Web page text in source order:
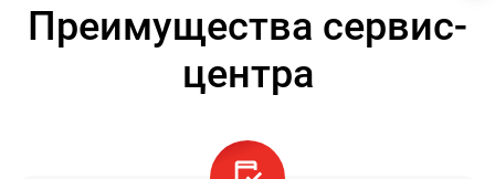
Преимущества сервис-
центра